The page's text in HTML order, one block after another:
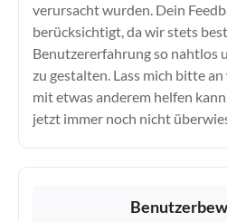
verursacht wurden. Dein
berücksichtigt, da wir stets
Benutzererfahrung so nahtlos
zu gestalten. Lass mich bitte
mit etwas anderem helfen
jetzt immer noch nicht